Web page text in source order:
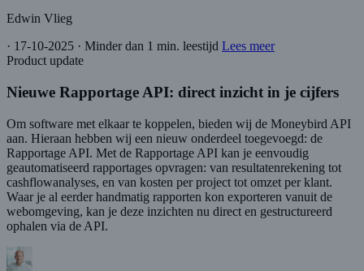
Edwin Vlieg
· 17-10-2025 · Minder dan 1 min. leestijd Lees meer
Product update
Nieuwe Rapportage API: direct inzicht in je cijfers
Om software met elkaar te koppelen, bieden wij de Moneybird API
aan. Hieraan hebben wij een nieuw onderdeel toegevoegd: de
Rapportage API. Met de Rapportage API kan je eenvoudig
geautomatiseerd rapportages opvragen: van resultatenrekening tot
cashflowanalyses, en van kosten per project tot omzet per klant.
Waar je al eerder handmatig rapporten kon exporteren vanuit de
webomgeving, kan je deze inzichten nu direct en gestructureerd
ophalen via de API.